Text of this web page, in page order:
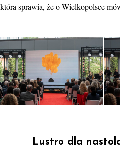
która sprawia, że o Wielkopolsce
Lustro dla